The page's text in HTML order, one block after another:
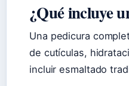
¿Qué incluye
Una pedicura
de cutículas,
incluir esmaltado